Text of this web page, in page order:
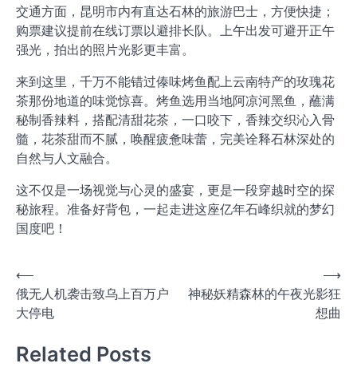
交通方面，昆明市内有直达石林的旅游巴士，方便快捷；
购票建议提前在线订票以避排长队。上午出发可避开正午
强光，拍出的照片光影更丰富。
来到这里，千万不能错过傣味烤鱼配上云南特产的玫瑰花
茶那份地道的味觉惊喜。烤鱼选用当地阿凉河黑鱼，蘸满
秘制香辣料，搭配清甜花茶，一口咬下，香辣交织沁入骨
髓，花茶甜而不腻，唤醒疲惫味蕾，完美诠释石林深处的
自然与人文融合。
这不仅是一场视觉与心灵的盛宴，更是一段穿越时空的探
秘旅程。准备好背包，一起走进这座亿年石峰织就的梦幻
国度吧！
文
章
导
航
⟵
俄无人机袭击致乌上百万户
大停电
神秘妖精森林的午夜光影狂
想曲
⟶
Related Posts